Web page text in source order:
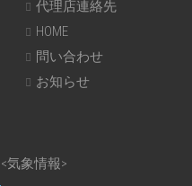
代理店連絡先
HOME
問い合わせ
お知らせ
<気象情報>